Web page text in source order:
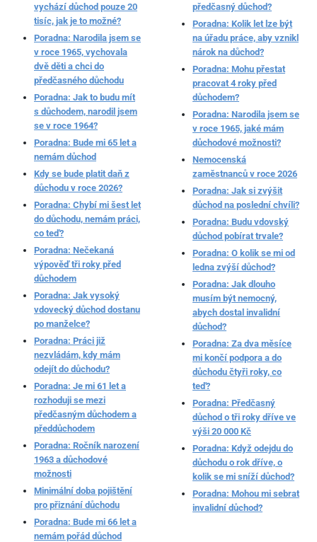
vychází důchod pouze 20
tisíc, jak je to možné?
Poradna: Narodila jsem se
v roce 1965, vychovala
dvě děti a chci do
předčasného důchodu
Poradna: Jak to budu mít
s důchodem, narodil jsem
se v roce 1964?
Poradna: Bude mi 65 let a
nemám důchod
Kdy se bude platit daň z
důchodu v roce 2026?
Poradna: Chybí mi šest let
do důchodu, nemám práci,
co teď?
Poradna: Nečekaná
výpověď tři roky před
důchodem
Poradna: Jak vysoký
vdovecký důchod dostanu
po manželce?
Poradna: Práci již
nezvládám, kdy mám
odejít do důchodu?
Poradna: Je mi 61 let a
rozhoduji se mezi
předčasným důchodem a
předdůchodem
Poradna: Ročník narození
1963 a důchodové
možnosti
Minimální doba pojištění
pro přiznání důchodu
Poradna: Bude mi 66 let a
nemám pořád důchod
předčasný důchod?
Poradna: Kolik let lze být
na úřadu práce, aby vznikl
nárok na důchod?
Poradna: Mohu přestat
pracovat 4 roky před
důchodem?
Poradna: Narodila jsem se
v roce 1965, jaké mám
důchodové možnosti?
Nemocenská
zaměstnanců v roce 2026
Poradna: Jak si zvýšit
důchod na poslední chvíli?
Poradna: Budu vdovský
důchod pobírat trvale?
Poradna: O kolik se mi od
ledna zvýší důchod?
Poradna: Jak dlouho
musím být nemocný,
abych dostal invalidní
důchod?
Poradna: Za dva měsíce
mi končí podpora a do
důchodu čtyři roky, co
teď?
Poradna: Předčasný
důchod o tři roky dříve ve
výši 20 000 Kč
Poradna: Když odejdu do
důchodu o rok dříve, o
kolik se mi sníží důchod?
Poradna: Mohou mi sebrat
invalidní důchod?